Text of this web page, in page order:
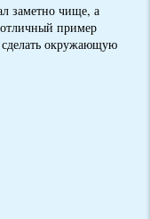
заметно чище, а
отличный пример
окружающую